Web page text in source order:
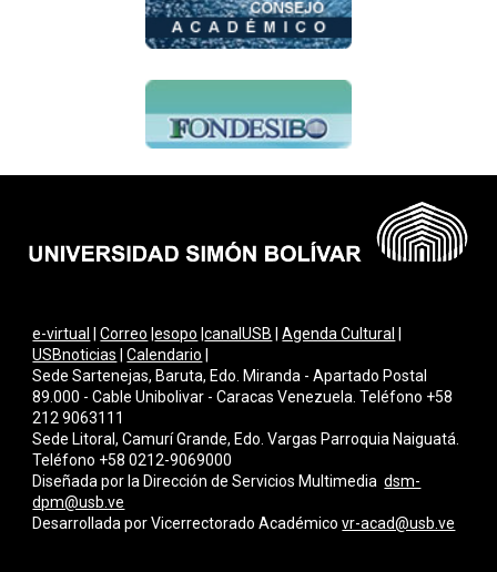
e-virtual |Correo |esopo |canalUSB |Agenda Cultural
USBnoticias |Calendario
Sede Sartenejas, Baruta, Edo. Miranda - Apartado Postal
89.000 - Cable Unibolivar - Caracas Venezuela. Teléfono +58
212 9063111
Sede Litoral, Camurí Grande, Edo. Vargas Parroquia Naiguatá.
Teléfono +58 0212-9069000
Diseñada por la Dirección de Servicios Multimediadsm-
dpm@usb.ve
Desarrollada porVicerrectorado Académicovr-acad@usb.ve